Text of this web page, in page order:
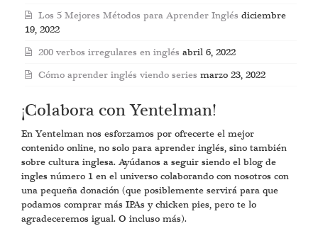
Los 5 Mejores Métodos para Aprender Inglés diciembre
19, 2022
200 verbos irregulares en inglés abril 6, 2022
Cómo aprender inglés viendo series marzo 23, 2022
¡Colabora con Yentelman!
En Yentelman nos esforzamos por ofrecerte el mejor
contenido online, no solo para aprender inglés, sino también
sobre cultura inglesa. Ayúdanos a seguir siendo el blog de
ingles número 1 en el universo colaborando con nosotros con
una pequeña donación (que posiblemente servirá para que
podamos comprar más IPAs y chicken pies, pero te lo
agradeceremos igual. O incluso más).